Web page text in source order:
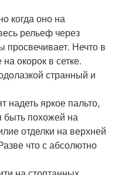
когда оно на
рельеф через
Нечто в
окорок в сетке.
странный и
надеть яркое пальто,
быть похожей на
отделки на верхней
что с абсолютно